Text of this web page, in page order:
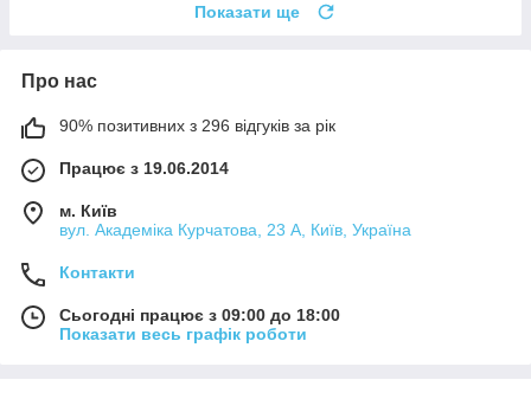
Показати ще
Про нас
90% позитивних з 296 відгуків за рік
Працює з 19.06.2014
м. Київ
вул. Академіка Курчатова, 23 А, Київ, Україна
Контакти
Сьогодні працює з 09:00 до 18:00
Показати весь графік роботи